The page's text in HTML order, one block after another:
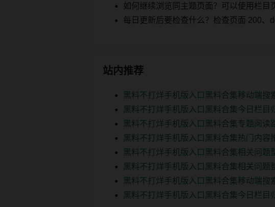
如何继续浏览同主题页面？可以使用栏目
每日更新后要检查什么？检查页面 200、
站内推荐
黑料不打烊手机版入口黑料合集移动端搜
黑料不打烊手机版入口黑料合集今日栏目
黑料不打烊手机版入口黑料合集专题阅读
黑料不打烊手机版入口黑料合集热门内容
黑料不打烊手机版入口黑料合集相关问题
黑料不打烊手机版入口黑料合集相关问题
黑料不打烊手机版入口黑料合集移动端搜
黑料不打烊手机版入口黑料合集今日栏目